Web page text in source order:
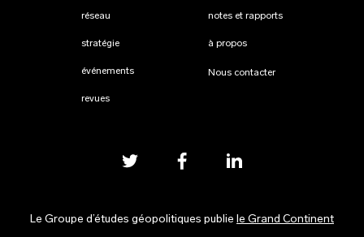
réseau
stratégie
événements
revues
notes et rapports
à propos
Nous contacter
Le Groupe d’études géopolitiques publie le Grand Continent